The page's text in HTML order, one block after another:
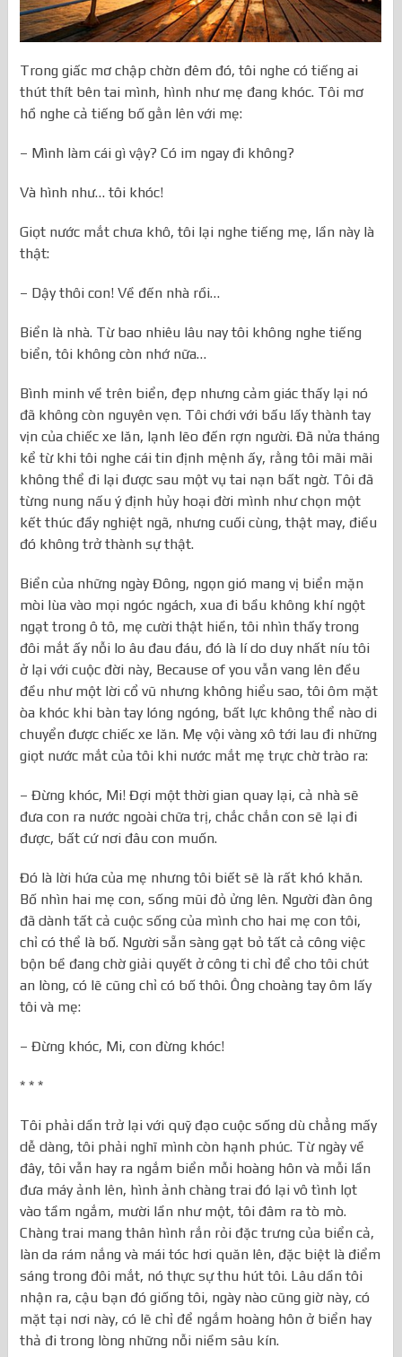
Trong giấc mơ chập chờn đêm đó, tôi nghe có tiếng ai
thút thít bên tai mình, hình như mẹ đang khóc. Tôi mơ
hồ nghe cả tiếng bố gằn lên với mẹ:
– Mình làm cái gì vậy? Có im ngay đi không?
Và hình như… tôi khóc!
Giọt nước mắt chưa khô, tôi lại nghe tiếng mẹ, lần này là
thật:
– Dậy thôi con! Về đến nhà rồi…
Biển là nhà. Từ bao nhiêu lâu nay tôi không nghe tiếng
biển, tôi không còn nhớ nữa…
Bình minh về trên biển, đẹp nhưng cảm giác thấy lại nó
đã không còn nguyên vẹn. Tôi chới với bấu lấy thành tay
vịn của chiếc xe lăn, lạnh lẽo đến rợn người. Đã nửa tháng
kể từ khi tôi nghe cái tin định mệnh ấy, rằng tôi mãi mãi
không thể đi lại được sau một vụ tai nạn bất ngờ. Tôi đã
từng nung nấu ý định hủy hoại đời mình như chọn một
kết thúc đầy nghiệt ngã, nhưng cuối cùng, thật may, điều
đó không trở thành sự thật.
Biển của những ngày Đông, ngọn gió mang vị biển mặn
mòi lùa vào mọi ngóc ngách, xua đi bầu không khí ngột
ngạt trong ô tô, mẹ cười thật hiền, tôi nhìn thấy trong
đôi mắt ấy nỗi lo âu đau đáu, đó là lí do duy nhất níu tôi
ở lại với cuộc đời này, Because of you vẫn vang lên đều
đều như một lời cổ vũ nhưng không hiểu sao, tôi ôm mặt
òa khóc khi bàn tay lóng ngóng, bất lực không thể nào di
chuyển được chiếc xe lăn. Mẹ vội vàng xô tới lau đi những
giọt nước mắt của tôi khi nước mắt mẹ trực chờ trào ra:
– Đừng khóc, Mi! Đợi một thời gian quay lại, cả nhà sẽ
đưa con ra nước ngoài chữa trị, chắc chắn con sẽ lại đi
được, bất cứ nơi đâu con muốn.
Đó là lời hứa của mẹ nhưng tôi biết sẽ là rất khó khăn.
Bố nhìn hai mẹ con, sống mũi đỏ ửng lên. Người đàn ông
đã dành tất cả cuộc sống của mình cho hai mẹ con tôi,
chỉ có thể là bố. Người sẵn sàng gạt bỏ tất cả công việc
bộn bề đang chờ giải quyết ở công ti chỉ để cho tôi chút
an lòng, có lẽ cũng chỉ có bố thôi. Ông choàng tay ôm lấy
tôi và mẹ:
– Đừng khóc, Mi, con đừng khóc!
* * *
Tôi phải dần trở lại với quỹ đạo cuộc sống dù chẳng mấy
dễ dàng, tôi phải nghĩ mình còn hạnh phúc. Từ ngày về
đây, tôi vẫn hay ra ngắm biển mỗi hoàng hôn và mỗi lần
đưa máy ảnh lên, hình ảnh chàng trai đó lại vô tình lọt
vào tầm ngắm, mười lần như một, tôi đâm ra tò mò.
Chàng trai mang thân hình rắn rỏi đặc trưng của biển cả,
làn da rám nắng và mái tóc hơi quăn lên, đặc biệt là điểm
sáng trong đôi mắt, nó thực sự thu hút tôi. Lâu dần tôi
nhận ra, cậu bạn đó giống tôi, ngày nào cũng giờ này, có
mặt tại nơi này, có lẽ chỉ để ngắm hoàng hôn ở biển hay
thả đi trong lòng những nỗi niềm sâu kín.